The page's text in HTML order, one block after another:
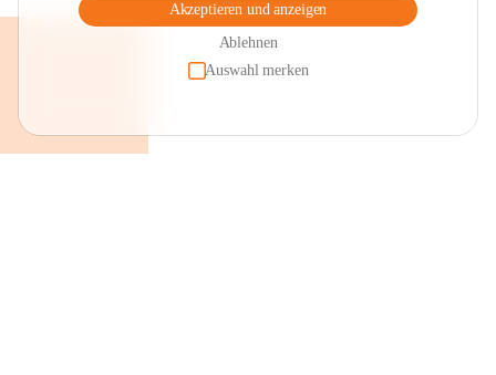
Akzeptieren und anzeigen
Ablehnen
Auswahl merken